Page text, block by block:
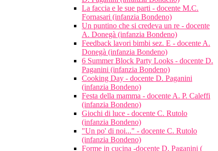
La faccia e le sue parti - docente M.C.
Fornasari (infanzia Bondeno)
Un puntino che si credeva un re - docente
A. Donegà (infanzia Bondeno)
Feedback lavori bimbi sez. E - docente A.
Donegà (infanzia Bondeno)
6 Summer Block Party Looks - docente D.
Paganini (infanzia Bondeno)
Cooking Day - docente D. Paganini
(infanzia Bondeno)
Festa della mamma - docente A. P. Caleffi
(infanzia Bondeno)
Giochi di luce - docente C. Rutolo
(infanzia Bondeno)
"Un po' di noi..." - docente C. Rutolo
(infanzia Bondeno)
Forme in cucina -docente D. Paganini (